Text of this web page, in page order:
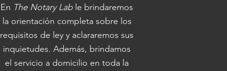
En The Notary Lab le brindaremos
la orientación completa sobre los
requisitos de ley y aclararemos sus
inquietudes. Además, brindamos
el servicio a domicilio en toda la